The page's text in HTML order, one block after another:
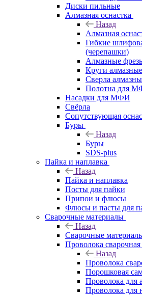
Диски пильные
Алмазная оснастка
Назад
Алмазная
Гибкие
(черепашки)
Алмазные
Круги алмазные
Сверла
Полотна для
Насадки для МФИ
Свёрла
Сопутствующая
Буры
Назад
Буры
SDS-plus
Пайка и наплавка
Назад
Пайка и наплавка
Посты для пайки
Припои и флюсы
Флюсы и пасты для
Сварочные материалы
Назад
Сварочные
Проволока
Назад
Проволока
Порошковая
Проволока для
Проволока для